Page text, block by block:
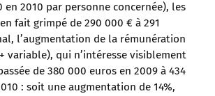
en 2010 par personne concernée), les
fait grimpé de 290 000 € à 291
l’augmentation de la rémunération
variable), qui n’intéresse visiblement
de 380 000 euros en 2009 à 434
: soit une augmentation de 14%,